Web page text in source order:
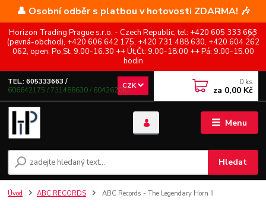
👤 Osobní odběr s platbou v hotovosti ZDARMA! 🎶
Horizon Trading Prague s.r.o. - Czech Republic, tel: +420 605 333 663
(pevná-obchod), +420 606 642 175, +420 731 488 630, +420 604 262
062, open: Po,St: 9.00-16.30 ++ Út,Čt: 9.00-18.00 ++ Pá: 9.00-15.00
hodin
Menu
CZK
Hledat
TEL.: 605333663 /
606642175 / 731488630 / 604262062
0 ks
za 0,00 Kč
Úvod ABC RECORDS ABC Records - The Legendary Horn II